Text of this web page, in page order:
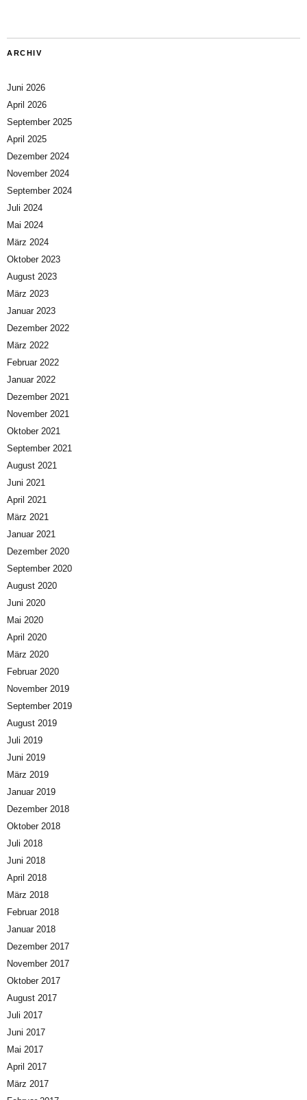
ARCHIV
Juni 2026
April 2026
September 2025
April 2025
Dezember 2024
November 2024
September 2024
Juli 2024
Mai 2024
März 2024
Oktober 2023
August 2023
März 2023
Januar 2023
Dezember 2022
März 2022
Februar 2022
Januar 2022
Dezember 2021
November 2021
Oktober 2021
September 2021
August 2021
Juni 2021
April 2021
März 2021
Januar 2021
Dezember 2020
September 2020
August 2020
Juni 2020
Mai 2020
April 2020
März 2020
Februar 2020
November 2019
September 2019
August 2019
Juli 2019
Juni 2019
März 2019
Januar 2019
Dezember 2018
Oktober 2018
Juli 2018
Juni 2018
April 2018
März 2018
Februar 2018
Januar 2018
Dezember 2017
November 2017
Oktober 2017
August 2017
Juli 2017
Juni 2017
Mai 2017
April 2017
März 2017